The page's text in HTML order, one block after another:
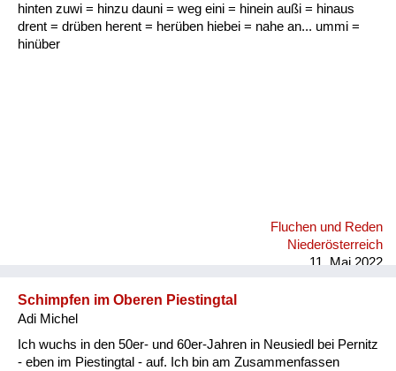
hinten zuwi = hinzu dauni = weg eini = hinein außi = hinaus
drent = drüben herent = herüben hiebei = nahe an... ummi =
hinüber
Fluchen und Reden
Niederösterreich
11. Mai 2022
Schimpfen im Oberen Piestingtal
Adi Michel
Ich wuchs in den 50er- und 60er-Jahren in Neusiedl bei Pernitz
- eben im Piestingtal - auf. Ich bin am Zusammenfassen